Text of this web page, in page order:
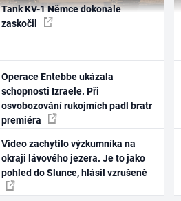
Tank KV-1 Němce dokonale
zaskočil
Operace Entebbe ukázala
schopnosti Izraele. Při
osvobozování rukojmích padl bratr
premiéra
Video zachytilo výzkumníka na
okraji lávového jezera. Je to jako
pohled do Slunce, hlásil vzrušeně